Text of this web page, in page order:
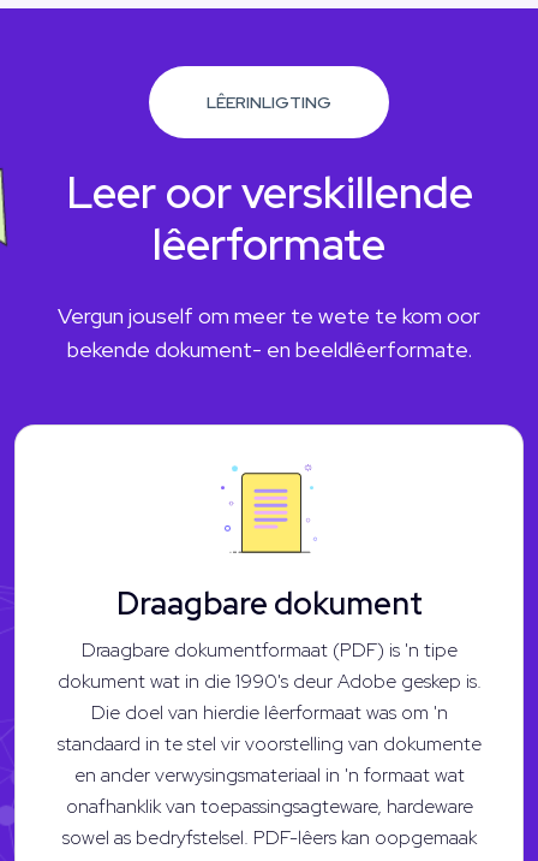
LÊERINLIGTING
Leer oor verskillende
lêerformate
Vergun jouself om meer te wete te kom oor
bekende dokument- en beeldlêerformate.
Draagbare dokument
Draagbare dokumentformaat (PDF) is 'n tipe
dokument wat in die 1990's deur Adobe geskep is.
Die doel van hierdie lêerformaat was om 'n
standaard in te stel vir voorstelling van dokumente
en ander verwysingsmateriaal in 'n formaat wat
onafhanklik van toepassingsagteware, hardeware
sowel as bedryfstelsel. PDF-lêers kan oopgemaak